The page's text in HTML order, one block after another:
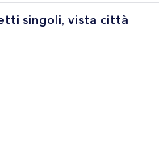
Camera d'hotel
singoli, vista città